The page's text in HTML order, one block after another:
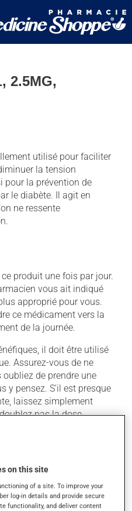
2.5MG,
utilisé pour faciliter
la tension
pour la prévention de
le diabète. Il agit en
ne ressente
produit une fois par jour.
vous ait indiqué
approprié pour vous.
ce médicament vers la
de la journée.
il doit être utilisé
Assurez-vous de ne
de prendre une
y pensez. S'il est presque
laissez simplement
pas la dose
rattraper.
avec ou sans nourriture,
collations.
on this site
of a site. To improve your
log-in details and provide secure
functionality, and deliver content